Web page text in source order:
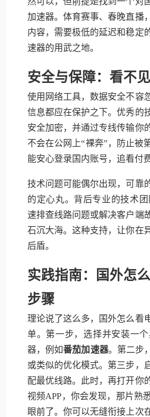
加速器。体育赛事、春晚直播
内容，需要极低的延迟和稳定
速器的用武之地。
安全与保障：看不
使用网络工具，数据安全不容
信息都应在保护之下。优秀的
安全加密，并通过专线传输你
不会在公网上“裸奔”，防止被
能安心登录国内账号，追看付
技术问题可能偶尔出现，可靠
的定心丸。背后专业的技术
速排查线路问题或解决客户端
石沉大海。这种支持，让你在
后盾。
实践指南：国外怎
步骤
理论说了这么多，国外怎么看
单。第一步，选择并安装一
器，例如番茄加速器。第二步
或类似的优化模式。第三步，
配最优线路。此时，再打开你
视频APP，你会发现，那片熟
眼前了。你可以无缝衔接上次